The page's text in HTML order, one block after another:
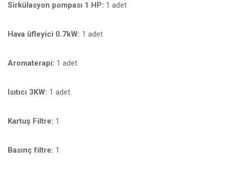
Sirkülasyon pompası 1 HP: 1 adet
Hava üfleyici 0.7kW: 1 adet
Aromaterapi: 1 adet
Isıtıcı 3KW: 1 adet
Kartuş Filtre: 1
Basınç filtre: 1